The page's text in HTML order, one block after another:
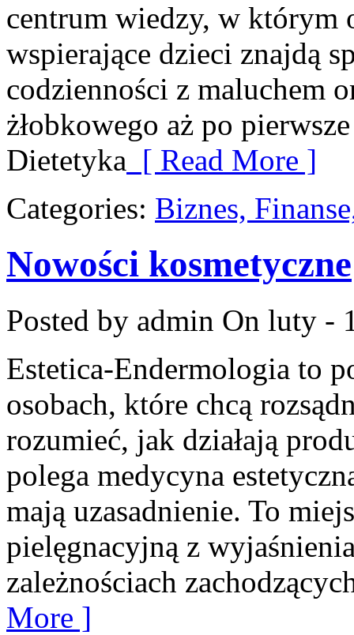
centrum wiedzy, w którym
wspierające dzieci znajdą
codzienności z maluchem
żłobkowego aż po
Dietetyka [ Read More ]
Categories: Biznes,
Nowości kosmetyczne
Posted by admin On luty -
Estetica-Endermologia to
osobach, które chcą
rozumieć, jak działają
polega medycyna
mają uzasadnienie. To
pielęgnacyjną z
zależnościach
More ]